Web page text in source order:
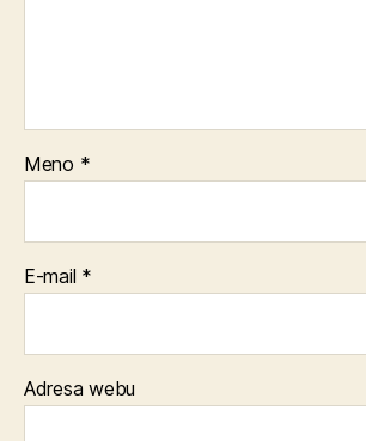
Meno *
E-mail *
Adresa webu